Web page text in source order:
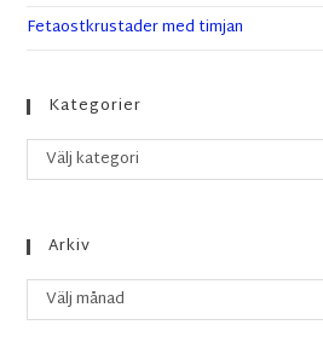
Fetaostkrustader med timjan
Kategorier
Välj kategori
Arkiv
Välj månad